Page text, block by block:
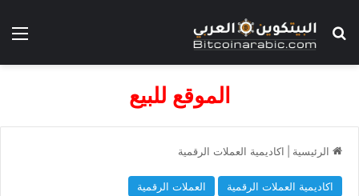
بحث عن
الموقع للبيع
الرئيسية اكاديمية العملات الرقمية
اكاديمية العملات الرقمية
العملات الرقمية